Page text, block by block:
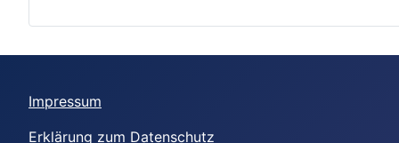
Impressum
Erklärung zum Datenschutz